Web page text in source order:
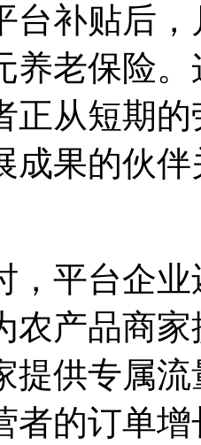
台补贴后
养老保险
正从短期
成果的伙伴
平台企业
农产品商
提供专属
者的订单